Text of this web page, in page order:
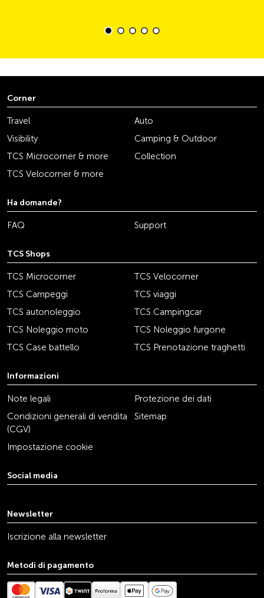
Corner
Travel
Auto
Visibility
Camping & Outdoor
TCS Microcorner & more
Collection
TCS Velocorner & more
Ha domande?
FAQ Support
TCS Shops
TCS Microcorner
TCS Velocorner
TCS Campeggi
TCS viaggi
TCS autonoleggio
TCS Campingcar
TCS Noleggio moto
TCS Noleggio furgone
TCS Case battello
TCS Prenotazione traghetti
Informazioni
Note legali
Protezione dei dati
Condizioni generali di vendita
(CGV)
Sitemap
Impostazione cookie
Social media
Newsletter
Iscrizione alla newsletter
Metodi di pagamento